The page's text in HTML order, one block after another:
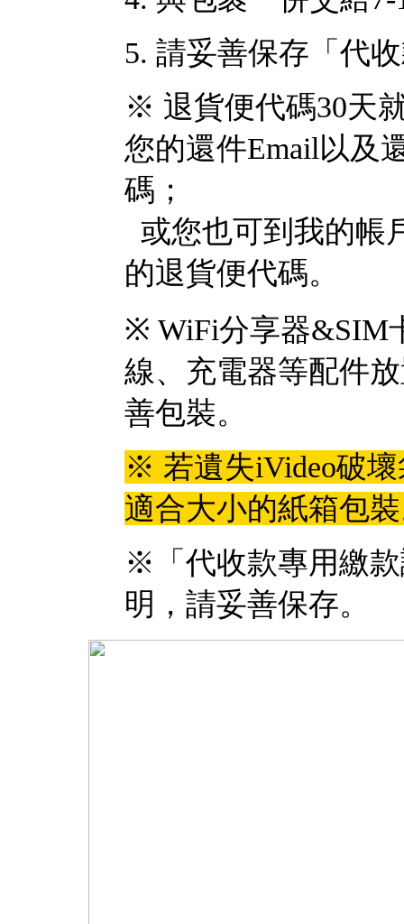
5. 請妥善保存「代
※ 退貨便代碼30天
您的還件Email以及
碼；
或您也可到我的帳
的退貨便代碼。
※ WiFi分享器&SIM
線、充電器等配件
善包裝。
※ 若遺失iVideo破
適合大小的紙箱包
※「代收款專用繳
明，請妥善保存。